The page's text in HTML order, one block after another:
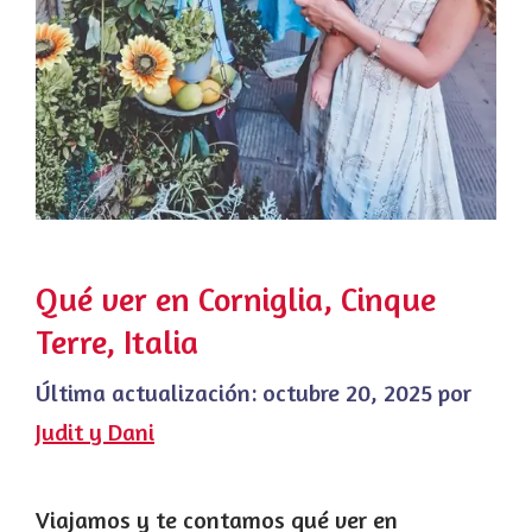
Qué ver en Corniglia, Cinque
Terre, Italia
Última actualización: octubre 20, 2025 por
Judit y Dani
Viajamos y te contamos qué ver en